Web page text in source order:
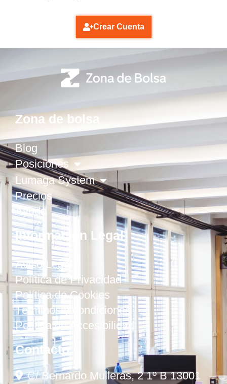
Crear Cuenta
Zona de bolsa
Blog
Posiciones
Lumaga System
Precios
Ayuda
Información Legal
Aviso Legal
Política de Privacidad
Política de Cookies
Términos y condiciones
Política de Accesibilidad
Contacto
C/ Bernardo Mulleras, 2 1º B 13001